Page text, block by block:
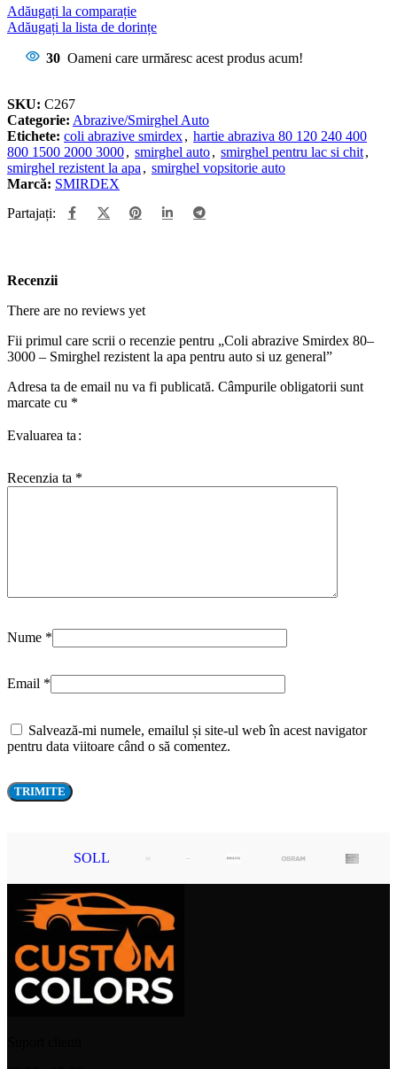
Adăugați la comparație
Adăugați la lista de dorințe
30 Oameni care urmăresc acest produs acum!
SKU: C267
Categorie: Abrazive/Smirghel Auto
Etichete: coli abrazive smirdex, hartie abraziva 80 120 240 400
800 1500 2000 3000, smirghel auto, smirghel pentru lac si chit,
smirghel rezistent la apa , smirghel vopsitorie auto
Marcă: SMIRDEX
Partajați:
Recenzii
There are no reviews yet
Fii primul care scrii o recenzie pentru „Coli abrazive Smirdex 80–
3000 – Smirghel rezistent la apa pentru auto si uz general”
Adresa ta de email nu va fi publicată. Câmpurile obligatorii sunt
marcate cu *
Evaluarea ta
Recenzia ta *
Nume *
Email *
Salvează-mi numele, emailul și site-ul web în acest navigator
pentru data viitoare când o să comentez.
SOLL